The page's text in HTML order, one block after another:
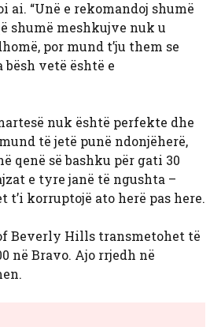
ai. “Unë e rekomandoj shumë
shumë meshkujve nuk u
por mund t’ju them se
bësh vetë është e
nuk është perfekte dhe
të jetë punë ndonjëherë,
qenë së bashku për gati 30
e tyre janë të ngushta –
t’i korruptojë ato herë pas here.
Beverly Hills transmetohet të
në Bravo. Ajo rrjedh në